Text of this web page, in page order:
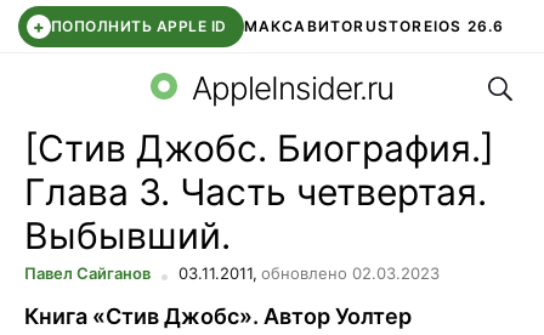
+ ПОПОЛНИТЬ APPLE ID МАКСАВИТОRUSTOREIOS 26.6
СБЕР КИДС ВТБ ОНЛАЙН ЧАТ В ROBLOX
AppleInsider.ru
[Стив Джобс. Биография.]
Глава 3. Часть четвертая.
Выбывший.
Павел Сайганов 03.11.2011, обновлено 02.03.2023
Книга «Стив Джобс». Автор Уолтер